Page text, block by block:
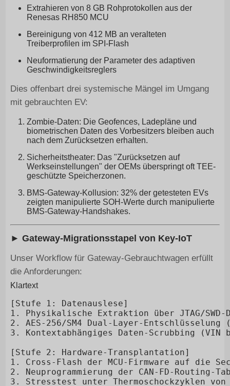
Extrahieren von 8 GB Rohprotokollen aus der
Renesas RH850 MCU
Bereinigung von 412 MB an veralteten
Treiberprofilen im SPI-Flash
Neuformatierung der Parameter des adaptiven
Geschwindigkeitsreglers
Dies offenbart drei systemische Mängel im Umgang
mit gebrauchten EV:
Zombie-Daten: Die Geofences, Ladepläne und
biometrischen Daten des Vorbesitzers bleiben auch
nach dem Zurücksetzen erhalten.
Sicherheitstheater: Das "Zurücksetzen auf
Werkseinstellungen" der OEMs überspringt oft TEE-
geschützte Speicherzonen.
BMS-Gateway-Kollusion: 32% der getesteten EVs
zeigten manipulierte SOH-Werte durch manipulierte
BMS-Gateway-Handshakes.
► Gateway-Migrationsstapel von Key-IoT
Unser Workflow für Gateway-Gebrauchtwagen erfüllt
die Anforderungen:
Klartext
[Stufe 1: Datenauslese]
1. Physikalische Extraktion über JTAG/SWD-
2. AES-256/SM4 Dual-Layer-Entschlüsselung
3. Kontextabhängiges Daten-Scrubbing
[Stufe 2: Hardware-Transplantation]
1. Cross-Flash der MCU-Firmware auf die
2. Neuprogrammierung der CAN-FD-
3. Stresstest unter Thermoschockzyklen von